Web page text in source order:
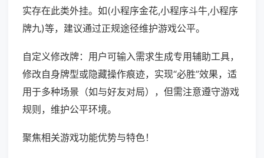
实存在此类外挂。如(小程序金花,小程序斗牛,小程序
牌九)等，建议通过正规途径维护游戏公平。
自定义修改牌：用户可输入需求生成专用辅助工具，
修改自身牌型或隐藏操作痕迹，实现“必胜”效果，适
用于多种场景（如与好友对局），但需注意遵守游戏
规则，维护公平环境。
聚焦相关游戏功能优势与特色！